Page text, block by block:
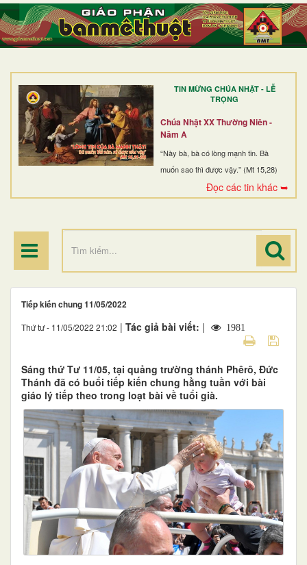
TIN MỪNG CHÚA NHẬT - LỄ
TRỌNG
Chúa Nhật XX Thường Niên -
Năm A
“Này bà, bà có lòng mạnh tin. Bà
muốn sao thì được vậy.” (Mt 15,28)
Đọc các tin khác ➥
TRANG NHẤT
GIỚI THIỆU
DÒNG TU
BAN MỤC VỤ
ĐOÀN THỂ CG
ĐIỂM HÀNH HƯƠNG
Tiếp kiến chung 11/05/2022
Thứ tư - 11/05/2022 21:02 | Tác giả bài viết: | 1981
Sáng thứ Tư 11/05, tại quảng trường thánh Phêrô, Đức
Thánh đã có buổi tiếp kiến chung hằng tuần với bài
giáo lý tiếp theo trong loạt bài về tuổi già.